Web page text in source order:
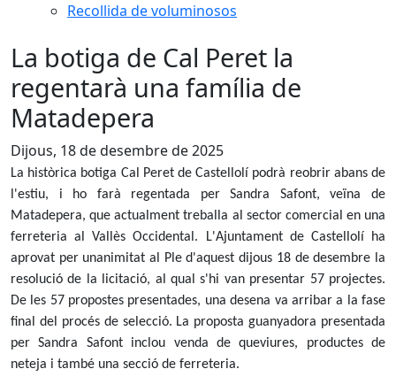
Recollida de voluminosos
La botiga de Cal Peret la
regentarà una família de
Matadepera
Dijous, 18 de desembre de 2025
La històrica botiga Cal Peret de Castellolí podrà reobrir abans de
l'estiu, i ho farà regentada per Sandra Safont, veïna de
Matadepera, que actualment treballa al sector comercial en una
ferreteria al Vallès Occidental. L'Ajuntament de Castellolí ha
aprovat per unanimitat al Ple d'aquest dijous 18 de desembre la
resolució de la licitació, al qual s'hi van presentar 57 projectes.
De les 57 propostes presentades, una desena va arribar a la fase
final del procés de selecció. La proposta guanyadora presentada
per Sandra Safont inclou venda de queviures, productes de
neteja i també una secció de ferreteria.